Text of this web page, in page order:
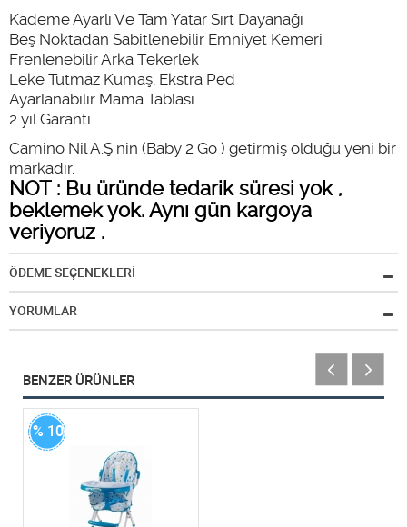
Kademe Ayarlı Ve Tam Yatar Sırt Dayanağı
Beş Noktadan Sabitlenebilir Emniyet Kemeri
Frenlenebilir Arka Tekerlek
Leke Tutmaz Kumaş, Ekstra Ped
Ayarlanabilir Mama Tablası
2 yıl Garanti
Camino Nil A.Ş nin (Baby 2 Go ) getirmiş olduğu yeni bir
markadır.
NOT : Bu üründe tedarik süresi yok ,
beklemek yok. Aynı gün kargoya
veriyoruz .
ÖDEME SEÇENEKLERİ
YORUMLAR
BENZER ÜRÜNLER
% 100